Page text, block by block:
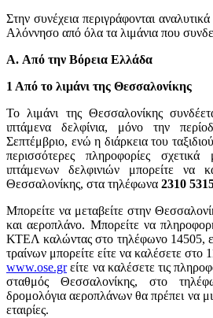
Στην συνέχεια περιγράφονται
Αλόννησο από όλα τα λιμάνια που
A. Από την Βόρεια Ελλάδα
1 Από το λιμάνι της Θεσσαλονίκης
Το λιμάνι της Θεσσαλονίκης
ιπτάμενα δελφίνια, μόνο την
Σεπτέμβριο, ενώ η διάρκεια του
περισσότερες πληροφορίες
ιπτάμενων δελφινιών μπορείτε να
Θεσσαλονίκης, στα τηλέφωνα 2310
Μπορείτε να μεταβείτε στην
και αεροπλάνο. Μπορείτε να
ΚΤΕΛ καλώντας στο τηλέφωνο 14505,
τραίνων μπορείτε είτε να καλέσετε στο
www.ose.grείτε να καλέσετε τις
σταθμός Θεσσαλονίκης, στο
δρομολόγια αεροπλάνων θα πρέπει να
εταιρίες.